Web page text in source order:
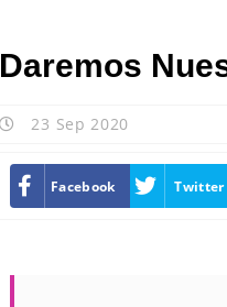
Daremos
23 Sep 2020
Facebook Twitter